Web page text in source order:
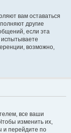
вам оставаться
другие
если эта
возможно,
все ваши
изменить их,
и перейдите по